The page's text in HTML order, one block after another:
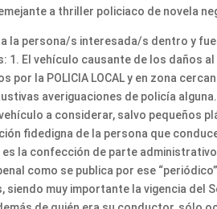
a thriller policiaco de novela
la persona/s interesada/s dentro y
1. El vehículo causante de los daños
por la POLICIA LOCAL y en zona
averiguaciones de policía
a considerar, salvo pequeños
fidedigna de la persona que
la confección de parte
como se publica por ese
siendo muy importante la vigencia del